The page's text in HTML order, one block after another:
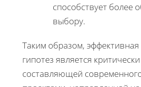
способствует более
выбору.
Таким образом,
гипотез является
составляющей